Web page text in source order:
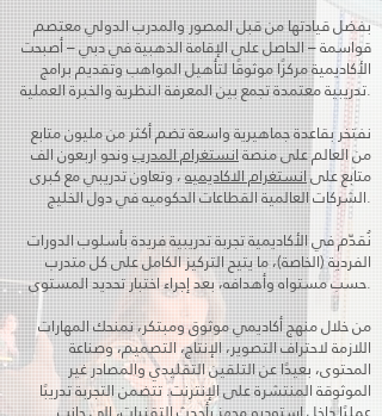
بفضل قيادتها من قبل المصور والمدرب الدولي معتصم
قواسمة – الحاصل على الإقامة الذهبية في دبي – أصبحت
الأكاديمية مركزًا موثوقًا لتأهيل المواهب وتقديم برامج
تدريبية معتمدة تجمع بين المعرفة النظرية والخبرة العملية.
نفتخر بقاعدة جماهيرية واسعة تضم أكثر من مليون متابع
من العالم على منصةانستغرام المدربونحو اربعون الف
متابع علىانستغرام الاكاديميه، وتعاون تدريبي مع كبرى
الشركات العالمية القطاعات الحكوميه في دول الخليج.
نُقدّم في الأكاديمية تجربة تدريبية فريدة بأسلوب الدورات
الفردية (الخاصة)، ما يتيح التركيز الكامل على كل متدرب
حسب مستواه وأهدافه، بعد إجراء اختبار تحديد المستوى.
من خلال منهج أكاديمي موثوق ومبتكر، نمنحك المهارات
اللازمة لاحتراف التصوير، الإنتاج، التصميم، وصناعة
المحتوى، بعيدًا عن التلقين التقليدي والمصادر غير
الموثوقة المنتشرة على الإنترنت. تتضمن التجربة تدريبًا